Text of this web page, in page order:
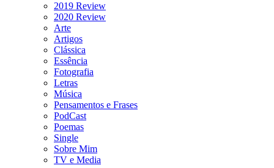
2019 Review
2020 Review
Arte
Artigos
Clássica
Essência
Fotografia
Letras
Música
Pensamentos e Frases
PodCast
Poemas
Single
Sobre Mim
TV e Media